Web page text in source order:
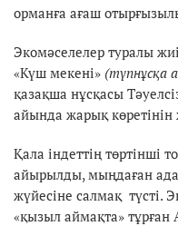
орманға ағаш
Экомәселелер туралы
«Күш мекені» (түпнұсқа
қазақша нұсқасы
айында жарық көретінін
Қала індеттің төртінші
айырылды, мыңдаған
жүйесіне салмақ түсті.
«қызыл аймақта»